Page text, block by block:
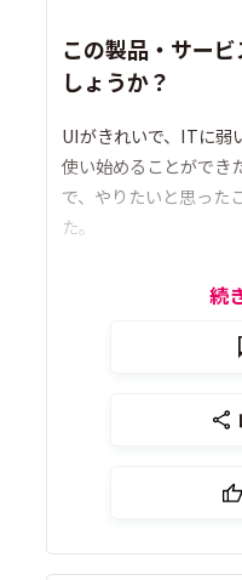
この製品・サー
しょうか？
UIがきれいで、ITに弱
使い始めることができ
で、やりたいと思った
た。
続